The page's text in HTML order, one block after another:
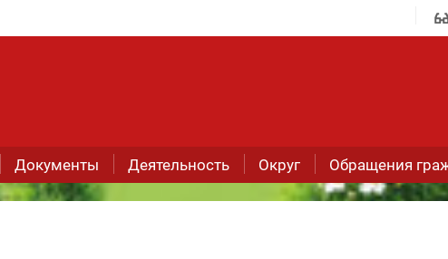
Документы Деятельность Округ Обращения